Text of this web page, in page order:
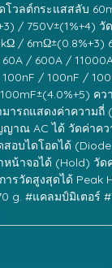
โวลต์กระแสสลับ
/ 750V±(1%+4)
/ 6mΩ±(0.8%+3)
/ 600A /
/ 100nF /
คว
มารถแสดงค่าความ
าณ AC ได้ วัดค่าคว
อบไดโอดได้
น้าจอได้ (Hold) วัด
รวัดสูงสุดได้ Peak
g. #แคลมป์มิเตอร์